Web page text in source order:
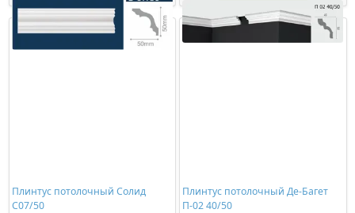
Плинтус потолочный Солид
С07/50
Плинтус потолочный Де-Багет
П-02 40/50